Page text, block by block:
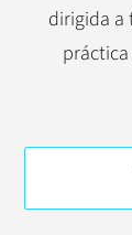
dirigida a